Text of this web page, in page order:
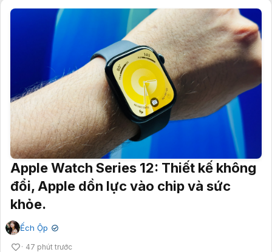
Apple Watch Series 12: Thiết kế không
đổi, Apple dồn lực vào chip và sức
khỏe.
Ếch Ộp ✔
47 phút trước